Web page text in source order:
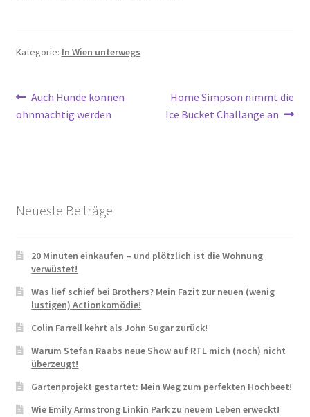
Kategorie: In Wien unterwegs
Beitragsnavigation
Vorheriger
Beitrag:
Auch Hunde können
ohnmächtig werden
Nächster
Beitrag:
Home Simpson nimmt die
Ice Bucket Challange an
Neueste Beiträge
20 Minuten einkaufen – und plötzlich ist die Wohnung
verwüstet!
Was lief schief bei Brothers? Mein Fazit zur neuen (wenig
lustigen) Actionkomödie!
Colin Farrell kehrt als John Sugar zurück!
Warum Stefan Raabs neue Show auf RTL mich (noch) nicht
überzeugt!
Gartenprojekt gestartet: Mein Weg zum perfekten Hochbeet!
Wie Emily Armstrong Linkin Park zu neuem Leben erweckt!